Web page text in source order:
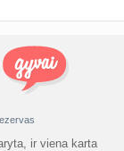
ir viena karta